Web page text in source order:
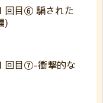
回目⑥ 騙された
)
回目⑦-衝撃的な